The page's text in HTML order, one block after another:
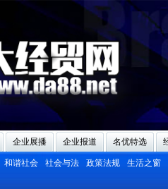
企业展播 企业报道 名优特选
和谐社会 社会与法 政策法规 生活之窗